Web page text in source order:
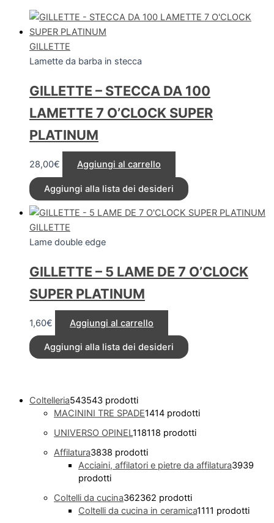
GILLETTE
Lamette da barba in stecca
GILLETTE – STECCA DA 100
LAMETTE 7 O’CLOCK SUPER
PLATINUM
28,00€ Aggiungi al carrello
Aggiungi alla lista dei desideri
GILLETTE
Lame double edge
GILLETTE – 5 LAME DE 7 O’CLOCK
SUPER PLATINUM
1,60€ Aggiungi al carrello
Aggiungi alla lista dei desideri
Coltelleria543543 prodotti
MACININI TRE SPADE1414 prodotti
UNIVERSO OPINEL118118 prodotti
Affilatura3838 prodotti
Acciaini, affilatori e pietre da affilatura3939
prodotti
Coltelli da cucina362362 prodotti
Coltelli da cucina in ceramica1111 prodotti